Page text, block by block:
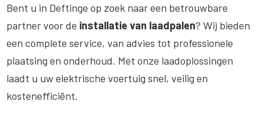
Bent u in Deftinge op zoek naar een betrouwbare
partner voor de installatie van laadpalen? Wij bieden
een complete service, van advies tot professionele
plaatsing en onderhoud. Met onze laadoplossingen
laadt u uw elektrische voertuig snel, veilig en
kostenefficiënt.